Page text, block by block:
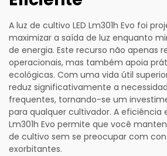
A luz de cultivo LED Lm301h Evo foi
maximizar a saída de luz enquanto
de energia. Este recurso não apenas
operacionais, mas também apoia
ecológicas. Com uma vida útil
reduz significativamente a
frequentes, tornando-se um
para qualquer cultivador. A eficiência
Lm301h Evo permite que você
de cultivo sem se preocupar com
exorbitantes.